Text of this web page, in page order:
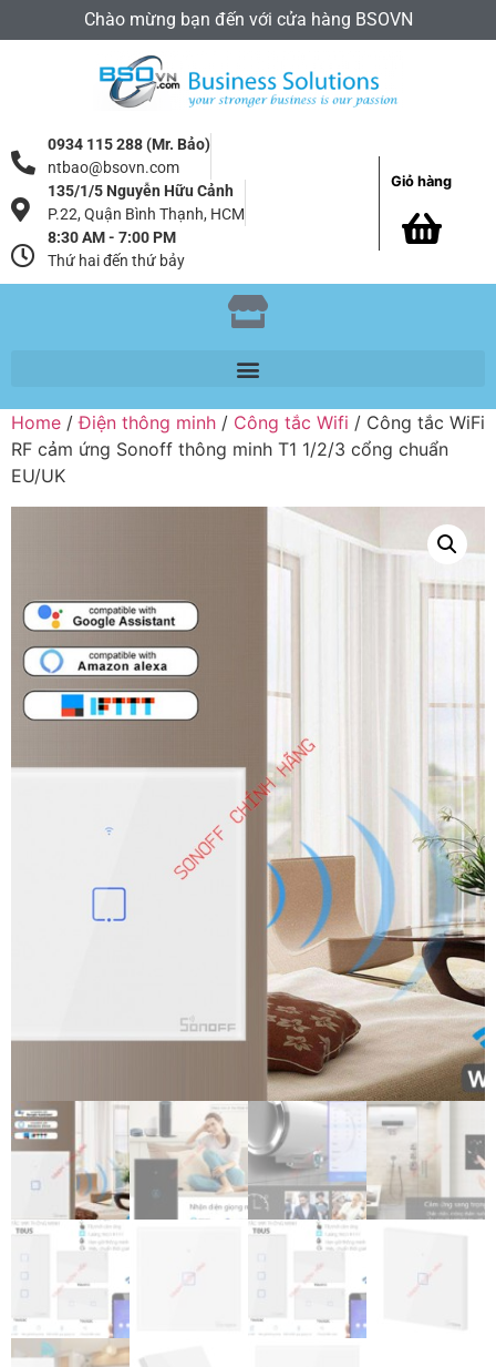
Chào mừng bạn đến với cửa hàng BSOVN
0934 115 288 (Mr. Bảo)
ntbao@bsovn.com
135/1/5 Nguyễn Hữu Cảnh
P.22, Quận Bình Thạnh, HCM
8:30 AM - 7:00 PM
Thứ hai đến thứ bảy
Giỏ hàng
Home /Điện thông minh / Công tắc Wifi / Công tắc WiFi
RF cảm ứng Sonoff thông minh T1 1/2/3 cổng chuẩn
EU/UK